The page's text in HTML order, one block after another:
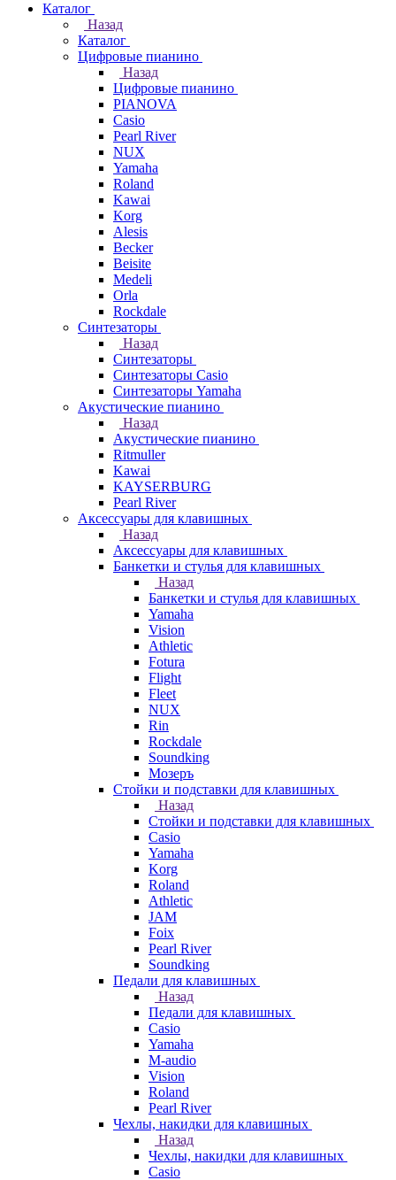
Каталог
Назад
Каталог
Цифровые пианино
Назад
Цифровые пианино
PIANOVA
Casio
Pearl River
NUX
Yamaha
Roland
Kawai
Korg
Alesis
Becker
Beisite
Medeli
Orla
Rockdale
Синтезаторы
Назад
Синтезаторы
Синтезаторы Casio
Синтезаторы Yamaha
Акустические пианино
Назад
Акустические пианино
Ritmuller
Kawai
KAYSERBURG
Pearl River
Аксессуары для клавишных
Назад
Аксессуары для клавишных
Банкетки и стулья для клавишных
Назад
Банкетки и стулья для клавишных
Yamaha
Vision
Athletic
Fotura
Flight
Fleet
NUX
Rin
Rockdale
Soundking
Мозеръ
Стойки и подставки для клавишных
Назад
Стойки и подставки для клавишных
Casio
Yamaha
Korg
Roland
Athletic
JAM
Foix
Pearl River
Soundking
Педали для клавишных
Назад
Педали для клавишных
Casio
Yamaha
M-audio
Vision
Roland
Pearl River
Чехлы, накидки для клавишных
Назад
Чехлы, накидки для клавишных
Casio